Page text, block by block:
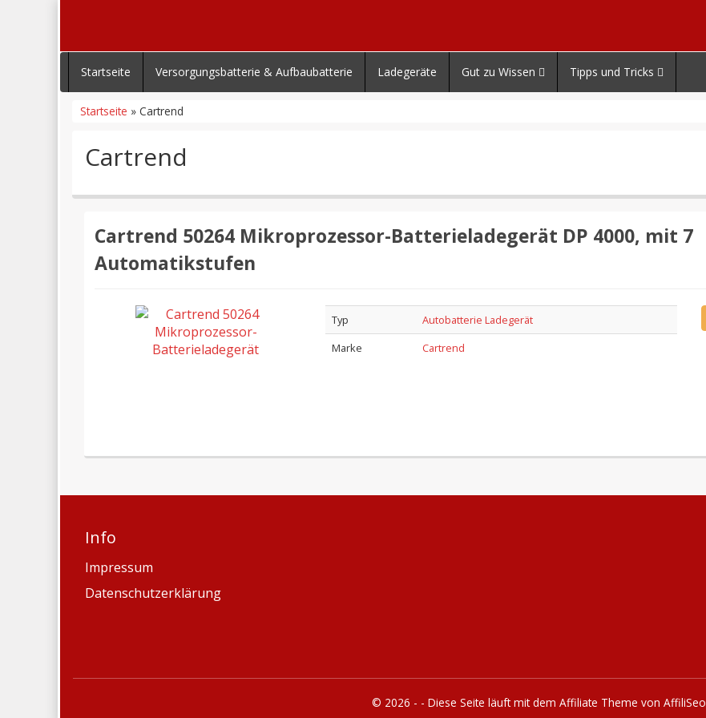
Startseite Versorgungsbatterie & Aufbaubatterie Ladegeräte Gut zu Wissen Tipps und Tricks
Startseite » Cartrend
Cartrend
Cartrend 50264 Mikroprozessor-Batterieladegerät DP 4000, mit 7
Automatikstufen
Typ
Autobatterie Ladegerät
Marke
Cartrend
Info
Impressum
Datenschutzerklärung
© 2026 - - Diese Seite läuft mit dem Affiliate Theme von AffiliSeo